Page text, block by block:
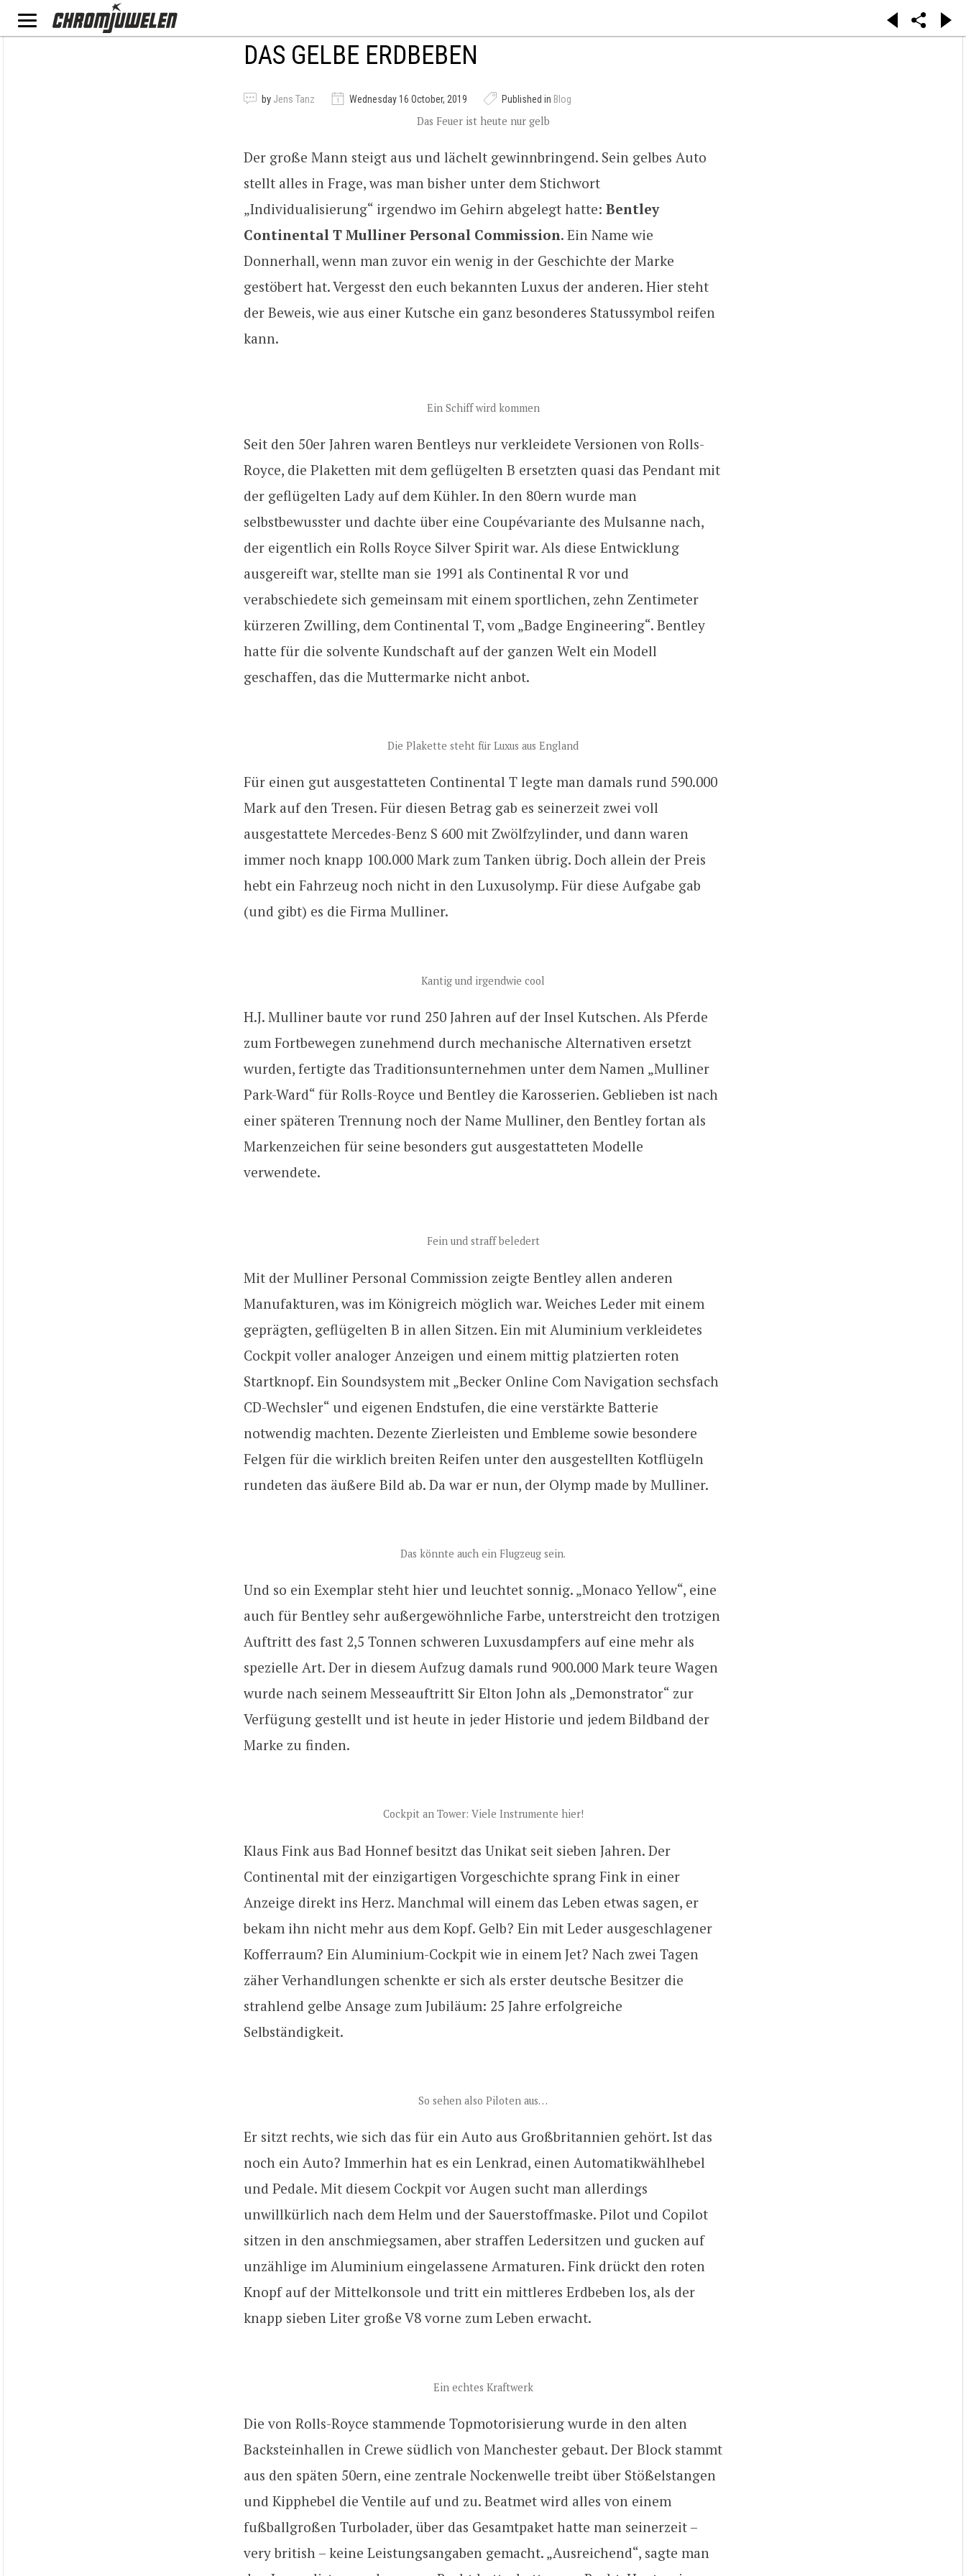
DAS GELBE ERDBEBEN
by Jens Tanz Wednesday 16 October, 2019 Published in Blog
Das Feuer ist heute nur gelb
Der große Mann steigt aus und lächelt gewinnbringend. Sein gelbes Auto
stellt alles in Frage, was man bisher unter dem Stichwort
„Individualisierung“ irgendwo im Gehirn abgelegt hatte: Bentley
Continental T Mulliner Personal Commission. Ein Name wie
Donnerhall, wenn man zuvor ein wenig in der Geschichte der Marke
gestöbert hat. Vergesst den euch bekannten Luxus der anderen. Hier steht
der Beweis, wie aus einer Kutsche ein ganz besonderes Statussymbol reifen
kann.
Ein Schiff wird kommen
Seit den 50er Jahren waren Bentleys nur verkleidete Versionen von Rolls-
Royce, die Plaketten mit dem geflügelten B ersetzten quasi das Pendant mit
der geflügelten Lady auf dem Kühler. In den 80ern wurde man
selbstbewusster und dachte über eine Coupévariante des Mulsanne nach,
der eigentlich ein Rolls Royce Silver Spirit war. Als diese Entwicklung
ausgereift war, stellte man sie 1991 als Continental R vor und
verabschiedete sich gemeinsam mit einem sportlichen, zehn Zentimeter
kürzeren Zwilling, dem Continental T, vom „Badge Engineering“. Bentley
hatte für die solvente Kundschaft auf der ganzen Welt ein Modell
geschaffen, das die Muttermarke nicht anbot.
Die Plakette steht für Luxus aus England
Für einen gut ausgestatteten Continental T legte man damals rund 590.000
Mark auf den Tresen. Für diesen Betrag gab es seinerzeit zwei voll
ausgestattete Mercedes-Benz S 600 mit Zwölfzylinder, und dann waren
immer noch knapp 100.000 Mark zum Tanken übrig. Doch allein der Preis
hebt ein Fahrzeug noch nicht in den Luxusolymp. Für diese Aufgabe gab
(und gibt) es die Firma Mulliner.
Kantig und irgendwie cool
H.J. Mulliner baute vor rund 250 Jahren auf der Insel Kutschen. Als Pferde
zum Fortbewegen zunehmend durch mechanische Alternativen ersetzt
wurden, fertigte das Traditionsunternehmen unter dem Namen „Mulliner
Park-Ward“ für Rolls-Royce und Bentley die Karosserien. Geblieben ist nach
einer späteren Trennung noch der Name Mulliner, den Bentley fortan als
Markenzeichen für seine besonders gut ausgestatteten Modelle
verwendete.
Fein und straff beledert
Mit der Mulliner Personal Commission zeigte Bentley allen anderen
Manufakturen, was im Königreich möglich war. Weiches Leder mit einem
geprägten, geflügelten B in allen Sitzen. Ein mit Aluminium verkleidetes
Cockpit voller analoger Anzeigen und einem mittig platzierten roten
Startknopf. Ein Soundsystem mit „Becker Online Com Navigation sechsfach
CD-Wechsler“ und eigenen Endstufen, die eine verstärkte Batterie
notwendig machten. Dezente Zierleisten und Embleme sowie besondere
Felgen für die wirklich breiten Reifen unter den ausgestellten Kotflügeln
rundeten das äußere Bild ab. Da war er nun, der Olymp made by Mulliner.
Das könnte auch ein Flugzeug sein.
Und so ein Exemplar steht hier und leuchtet sonnig. „Monaco Yellow“, eine
auch für Bentley sehr außergewöhnliche Farbe, unterstreicht den trotzigen
Auftritt des fast 2,5 Tonnen schweren Luxusdampfers auf eine mehr als
spezielle Art. Der in diesem Aufzug damals rund 900.000 Mark teure Wagen
wurde nach seinem Messeauftritt Sir Elton John als „Demonstrator“ zur
Verfügung gestellt und ist heute in jeder Historie und jedem Bildband der
Marke zu finden.
Cockpit an Tower: Viele Instrumente hier!
Klaus Fink aus Bad Honnef besitzt das Unikat seit sieben Jahren. Der
Continental mit der einzigartigen Vorgeschichte sprang Fink in einer
Anzeige direkt ins Herz. Manchmal will einem das Leben etwas sagen, er
bekam ihn nicht mehr aus dem Kopf. Gelb? Ein mit Leder ausgeschlagener
Kofferraum? Ein Aluminium-Cockpit wie in einem Jet? Nach zwei Tagen
zäher Verhandlungen schenkte er sich als erster deutsche Besitzer die
strahlend gelbe Ansage zum Jubiläum: 25 Jahre erfolgreiche
Selbständigkeit.
So sehen also Piloten aus…
Er sitzt rechts, wie sich das für ein Auto aus Großbritannien gehört. Ist das
noch ein Auto? Immerhin hat es ein Lenkrad, einen Automatikwählhebel
und Pedale. Mit diesem Cockpit vor Augen sucht man allerdings
unwillkürlich nach dem Helm und der Sauerstoffmaske. Pilot und Copilot
sitzen in den anschmiegsamen, aber straffen Ledersitzen und gucken auf
unzählige im Aluminium eingelassene Armaturen. Fink drückt den roten
Knopf auf der Mittelkonsole und tritt ein mittleres Erdbeben los, als der
knapp sieben Liter große V8 vorne zum Leben erwacht.
Ein echtes Kraftwerk
Die von Rolls-Royce stammende Topmotorisierung wurde in den alten
Backsteinhallen in Crewe südlich von Manchester gebaut. Der Block stammt
aus den späten 50ern, eine zentrale Nockenwelle treibt über Stößelstangen
und Kipphebel die Ventile auf und zu. Beatmet wird alles von einem
fußballgroßen Turbolader, über das Gesamtpaket hatte man seinerzeit –
very british – keine Leistungsangaben gemacht. „Ausreichend“, sagte man